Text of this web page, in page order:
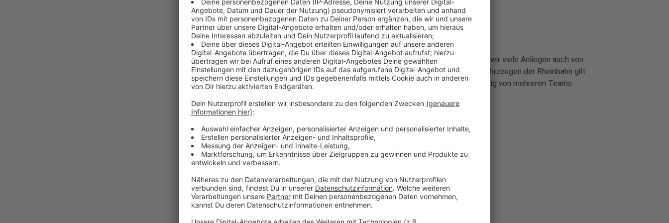
Anzeige
Die Rheinbahn verweist außerdem auf ihr Onlineangebot, mit dem wir viele Anliegen auch von
zuhause aus erledigen können. Das gilt auch für die App. In den Fahrzeugen der Rheinbahn gilt
3G schon länger. Das wird seit vergangener Woche auch regelmäßig von mehreren Teams
Weitere Infos und Links zum Thema
Anzeige
ONLINE-Angebot der Rheinbahn:
APP der Rheinbahn: